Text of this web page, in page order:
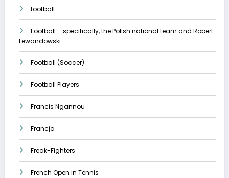
football
Football – specifically, the Polish national team and Robert
Lewandowski
Football (Soccer)
Football Players
Francis Ngannou
Francja
Freak-Fighters
French Open in Tennis